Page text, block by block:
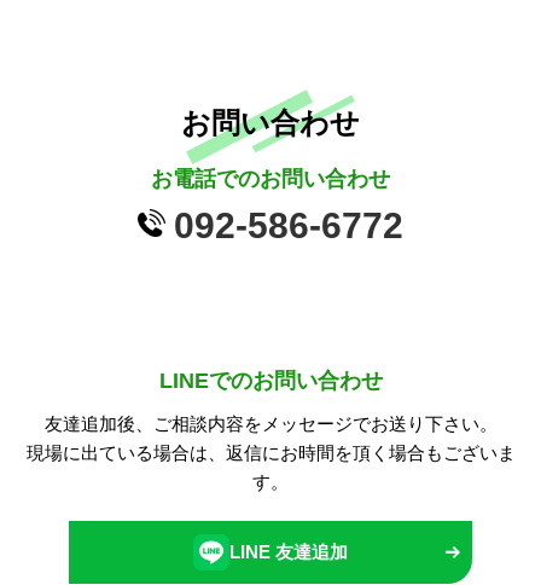
お問い合わせ
お電話でのお問い合わせ
092-586-6772
LINEでのお問い合わせ
友達追加後、ご相談内容をメッセージでお送り下さい。
現場に出ている場合は、返信にお時間を頂く場合もございま
す。
LINE 友達追加